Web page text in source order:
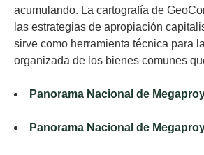
acumulando. La cartografía de
las estrategias de apropiación
sirve como herramienta técnica para
organizada de los bienes comunes
Panorama Nacional de
Panorama Nacional de